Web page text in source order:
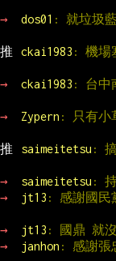
→ dos01 : 就垃圾
推 ckai1983 : 機場
→ ckai1983 : 台中
→ Zypern : 只有小
推 saimeitetsu :
→ saimeitetsu :
→
jt13 : 感謝國民
→ jt13 : 國鼎 就
→
janhon : 感謝張